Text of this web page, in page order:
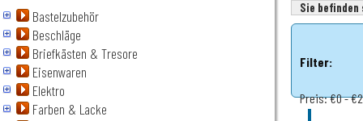
Bastelzubehör
Beschläge
Briefkästen & Tresore
Eisenwaren
Elektro
Farben & Lacke
Sie
Filter:
Preis:€0 -